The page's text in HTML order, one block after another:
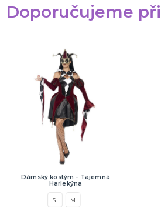
Doporučujeme
Dámský kostým - Tajemná
Harlekýna
S M